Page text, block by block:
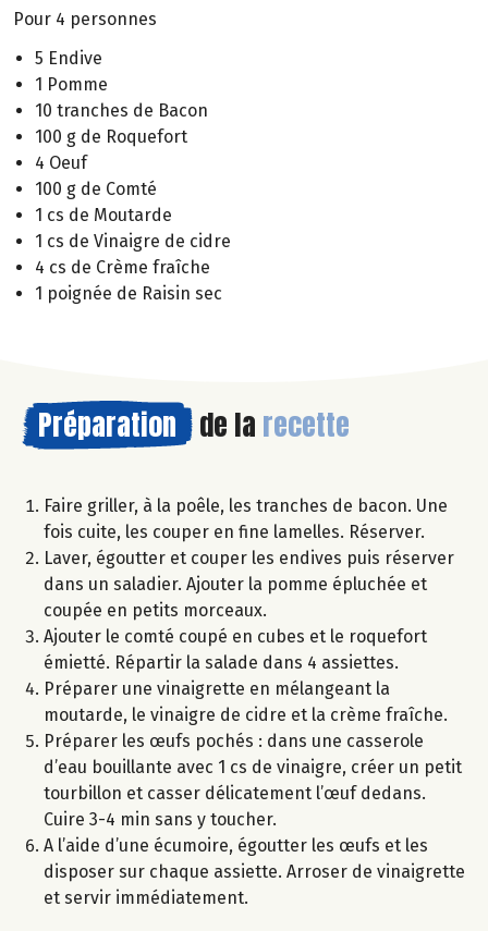
Pour 4 personnes
5 Endive
1 Pomme
10 tranches de Bacon
100 g de Roquefort
4 Oeuf
100 g de Comté
1 cs de Moutarde
1 cs de Vinaigre de cidre
4 cs de Crème fraîche
1 poignée de Raisin sec
Préparation de la recette
Faire griller, à la poêle, les tranches de bacon. Une
fois cuite, les couper en fine lamelles. Réserver.
Laver, égoutter et couper les endives puis réserver
dans un saladier. Ajouter la pomme épluchée et
coupée en petits morceaux.
Ajouter le comté coupé en cubes et le roquefort
émietté. Répartir la salade dans 4 assiettes.
Préparer une vinaigrette en mélangeant la
moutarde, le vinaigre de cidre et la crème fraîche.
Préparer les œufs pochés : dans une casserole
d’eau bouillante avec 1 cs de vinaigre, créer un petit
tourbillon et casser délicatement l’œuf dedans.
Cuire 3-4 min sans y toucher.
A l’aide d’une écumoire, égoutter les œufs et les
disposer sur chaque assiette. Arroser de vinaigrette
et servir immédiatement.